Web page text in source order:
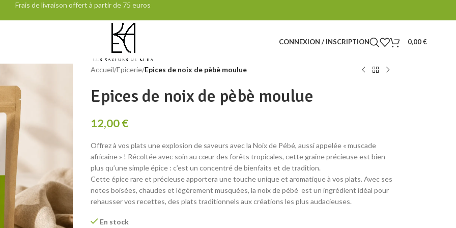
Frais de livraison offert à partir de 75 euros
CONNEXION / INSCRIPTION 0,00€
Accueil/Epicerie/Epices de noix de pèbè moulue
Epices de noix de pèbè moulue
12,00€
Offrez à vos plats une explosion de saveurs avec la Noix de Pébé, aussi appelée « muscade
africaine » ! Récoltée avec soin au cœur des forêts tropicales, cette graine précieuse est bien
plus qu’une simple épice : c’est un concentré de bienfaits et de tradition.
Cette épice rare et précieuse apportera une touche unique et aromatique à vos plats. Avec ses
notes boisées, chaudes et légèrement musquées, la noix de pébé est un ingrédient idéal pour
rehausser vos recettes, des plats traditionnels aux créations les plus audacieuses.
En stock